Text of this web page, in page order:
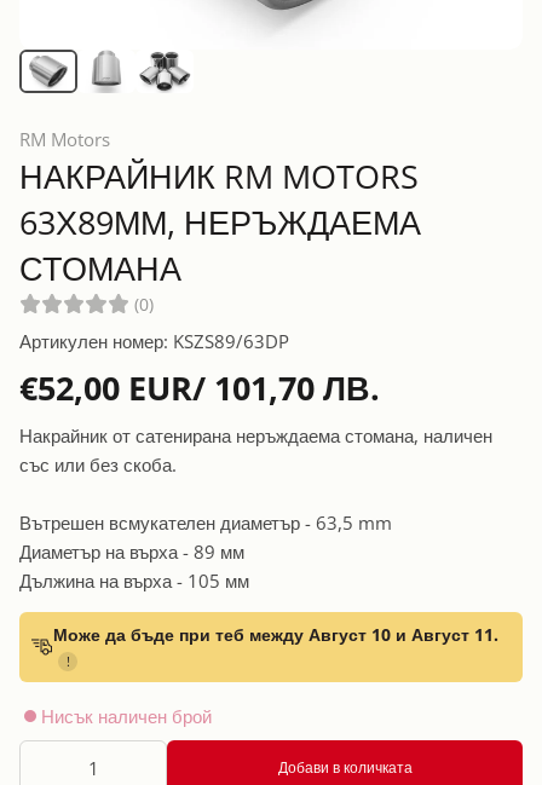
RM Motors
НАКРАЙНИК RM MOTORS
63Х89ММ, НЕРЪЖДАЕМА
СТОМАНА
(0)
Артикулен номер: KSZS89/63DP
€52,00 EUR/ 101,70 ЛВ.
Накрайник от сатенирана неръждаема стомана, наличен
със или без скоба.
Вътрешен всмукателен диаметър - 63,5 mm
Диаметър на върха - 89 мм
Дължина на върха - 105 мм
Може да бъде при теб между Август 10 и Август 11.
!
Нисък наличен брой
Добави в количката